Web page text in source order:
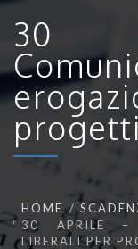
30
HOME
30 APRILE –
LIBERALI PER